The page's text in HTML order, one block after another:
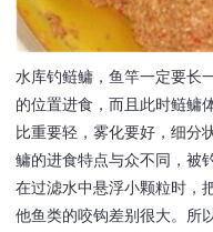
水库钓鲢鳙，鱼竿一定要长
的位置进食，而且此时鲢鳙
比重要轻，雾化要好，细分
鳙的进食特点与众不同，被
在过滤水中悬浮小颗粒时，
他鱼类的咬钩差别很大。所